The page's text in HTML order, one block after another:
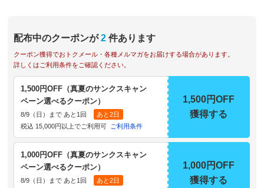
配布中のクーポンが 2 件あります
クーポン獲得でおトクメール・各種メルマガをお届けする場合があります。
詳しくはご利用条件をご確認ください。
1,500円OFF（真夏のサンクスキャン
ペーン選べるクーポン）
8/9（日）まで あと1回
あと2日
税込 15,000円以上でご利用可
ご利用条件
1,500円OFF
獲得する
1,000円OFF（真夏のサンクスキャン
ペーン選べるクーポン）
8/9（日）まで あと1回
あと2日
1,000円OFF
獲得する